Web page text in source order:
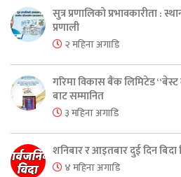
सुत्र प्रणालिको प्रभावकारीता :
प्रणाली
२ महिना अगाडि
गरिमा विकास बैंक लिमिटेड
बाट सम्मानित
३ महिना अगाडि
शनिबार र आइतबार दुई दिन
४ महिना अगाडि